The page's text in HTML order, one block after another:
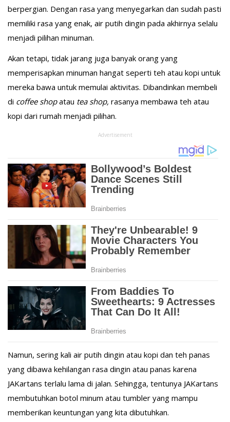
berpergian. Dengan rasa yang menyegarkan dan sudah pasti
memiliki rasa yang enak, air putih dingin pada akhirnya selalu
menjadi pilihan minuman.
Akan tetapi, tidak jarang juga banyak orang yang
memperisapkan minuman hangat seperti teh atau kopi untuk
mereka bawa untuk memulai aktivitas. Dibandinkan membeli
di coffee shopatau tea shop, rasanya membawa teh atau
kopi dari rumah menjadi pilihan.
Advertisement
Namun, sering kali air putih dingin atau kopi dan teh panas
yang dibawa kehilangan rasa dingin atau panas karena
JAKartans terlalu lama di jalan. Sehingga, tentunya JAKartans
membutuhkan botol minum atau tumbler yang mampu
memberikan keuntungan yang kita dibutuhkan.